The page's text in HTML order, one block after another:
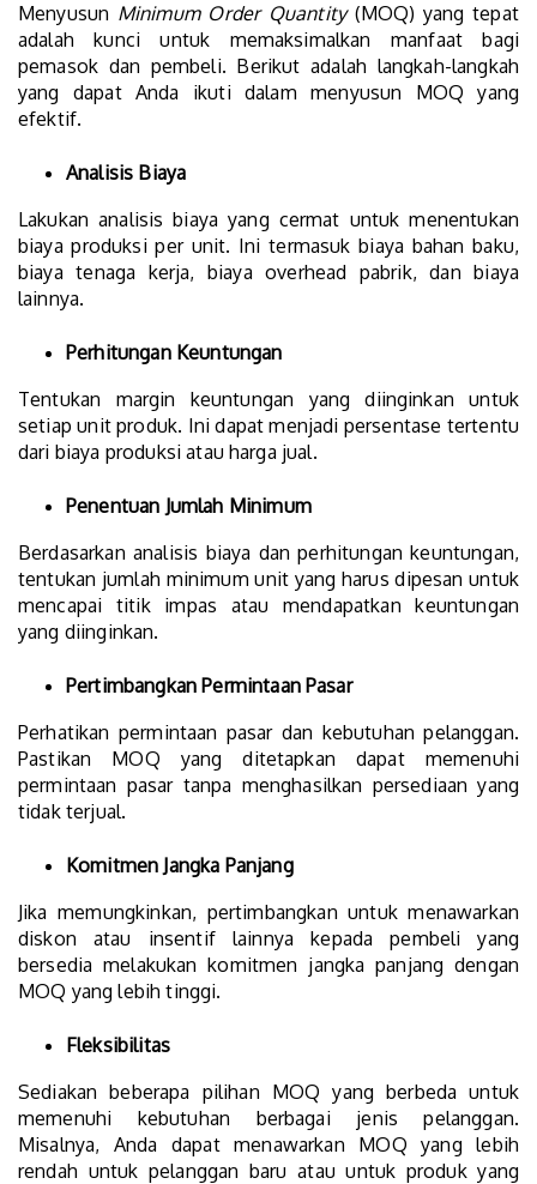
Menyusun Minimum Order Quantity(MOQ) yang tepat
adalah kunci untuk memaksimalkan manfaat bagi
pemasok dan pembeli. Berikut adalah langkah-langkah
yang dapat Anda ikuti dalam menyusun MOQ yang
efektif.
Analisis Biaya
Lakukan analisis biaya yang cermat untuk menentukan
biaya produksi per unit. Ini termasuk biaya bahan baku,
biaya tenaga kerja, biaya overhead pabrik, dan biaya
lainnya.
Perhitungan Keuntungan
Tentukan margin keuntungan yang diinginkan untuk
setiap unit produk. Ini dapat menjadi persentase tertentu
dari biaya produksi atau harga jual.
Penentuan Jumlah Minimum
Berdasarkan analisis biaya dan perhitungan keuntungan,
tentukan jumlah minimum unit yang harus dipesan untuk
mencapai titik impas atau mendapatkan keuntungan
yang diinginkan.
Pertimbangkan Permintaan Pasar
Perhatikan permintaan pasar dan kebutuhan pelanggan.
Pastikan MOQ yang ditetapkan dapat memenuhi
permintaan pasar tanpa menghasilkan persediaan yang
tidak terjual.
Komitmen Jangka Panjang
Jika memungkinkan, pertimbangkan untuk menawarkan
diskon atau insentif lainnya kepada pembeli yang
bersedia melakukan komitmen jangka panjang dengan
MOQ yang lebih tinggi.
Fleksibilitas
Sediakan beberapa pilihan MOQ yang berbeda untuk
memenuhi kebutuhan berbagai jenis pelanggan.
Misalnya, Anda dapat menawarkan MOQ yang lebih
rendah untuk pelanggan baru atau untuk produk yang